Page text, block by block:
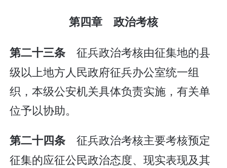
第四章 政治考核
第二十三条 征兵政治考核由征集地的县
级以上地方人民政府征兵办公室统一组
织，本级公安机关具体负责实施，有关单
位予以协助。
第二十四条 征兵政治考核主要考核预定
征集的应征公民政治态度、现实表现及其